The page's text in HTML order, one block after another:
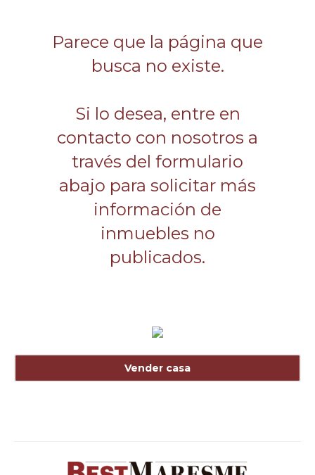
Parece que la página que
busca no existe.
Si lo desea, entre en
contacto con nosotros a
través del formulario
abajo para solicitar más
información de
inmuebles no
publicados.
Vender casa